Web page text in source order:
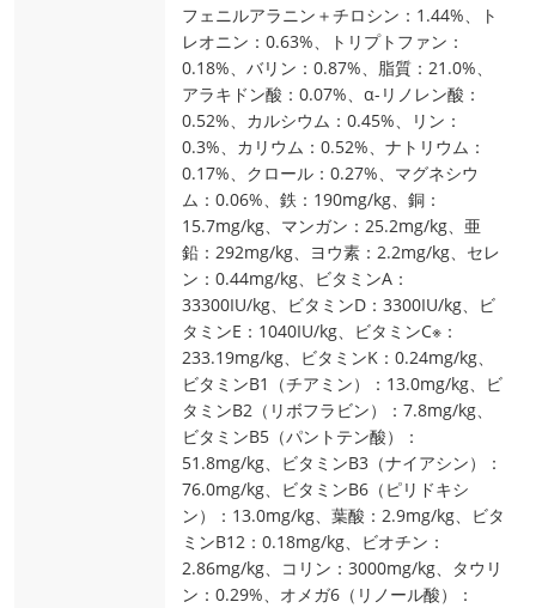
フェニルアラニン＋チロシン：1.44%、ト
レオニン：0.63%、トリプトファン：
0.18%、バリン：0.87%、脂質：21.0%、
アラキドン酸：0.07%、α-リノレン酸：
0.52%、カルシウム：0.45%、リン：
0.3%、カリウム：0.52%、ナトリウム：
0.17%、クロール：0.27%、マグネシウ
ム：0.06%、鉄：190mg/kg、銅：
15.7mg/kg、マンガン：25.2mg/kg、亜
鉛：292mg/kg、ヨウ素：2.2mg/kg、セレ
ン：0.44mg/kg、ビタミンA：
33300IU/kg、ビタミンD：3300IU/kg、ビ
タミンE：1040IU/kg、ビタミンC※：
233.19mg/kg、ビタミンK：0.24mg/kg、
ビタミンB1（チアミン）：13.0mg/kg、ビ
タミンB2（リボフラビン）：7.8mg/kg、
ビタミンB5（パントテン酸）：
51.8mg/kg、ビタミンB3（ナイアシン）：
76.0mg/kg、ビタミンB6（ピリドキシ
ン）：13.0mg/kg、葉酸：2.9mg/kg、ビタ
ミンB12：0.18mg/kg、ビオチン：
2.86mg/kg、コリン：3000mg/kg、タウリ
ン：0.29%、オメガ6（リノール酸）：